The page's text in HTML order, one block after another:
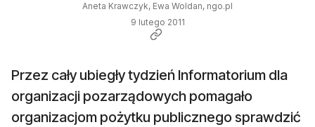
Aneta Krawczyk, Ewa Woldan, ngo.pl
9 lutego 2011
Przez cały ubiegły tydzień Informatorium dla
organizacji pozarządowych pomagało
organizacjom pożytku publicznego sprawdzić